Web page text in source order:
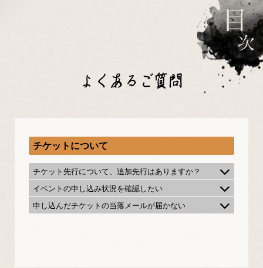
よくあるご質問
チケットについて
チケット先行について、追加先行はありますか？
イベントの申し込み状況を確認したい
申し込んだチケットの当落メールが届かない